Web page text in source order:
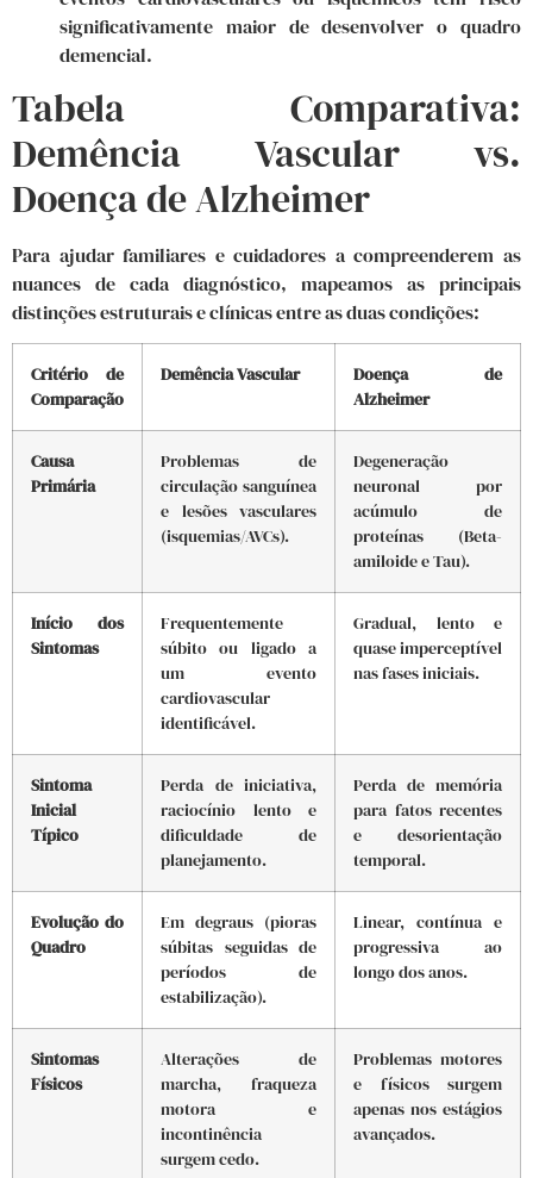
significativamente maior de desenvolver o quadro
demencial.
Tabela Comparativa:
Demência Vascular vs.
Doença de Alzheimer
Para ajudar familiares e cuidadores a compreenderem as
nuances de cada diagnóstico, mapeamos as principais
distinções estruturais e clínicas entre as duas condições:
Critério de
Comparação
Demência Vascular
Doença de
Alzheimer
Causa
Primária
Problemas de
circulação sanguínea
e lesões vasculares
(isquemias/AVCs).
Degeneração
neuronal por
acúmulo de
proteínas (Beta-
amiloide e Tau).
Início dos
Sintomas
Frequentemente
súbito ou ligado a
um evento
cardiovascular
identificável.
Gradual, lento e
quase imperceptível
nas fases iniciais.
Sintoma
Inicial
Típico
Perda de iniciativa,
raciocínio lento e
dificuldade de
planejamento.
Perda de memória
para fatos recentes
e desorientação
temporal.
Evolução do
Quadro
Em degraus (pioras
súbitas seguidas de
períodos de
estabilização).
Linear, contínua e
progressiva ao
longo dos anos.
Sintomas
Físicos
Alterações de
marcha, fraqueza
motora e
incontinência
surgem cedo.
Problemas motores
e físicos surgem
apenas nos estágios
avançados.